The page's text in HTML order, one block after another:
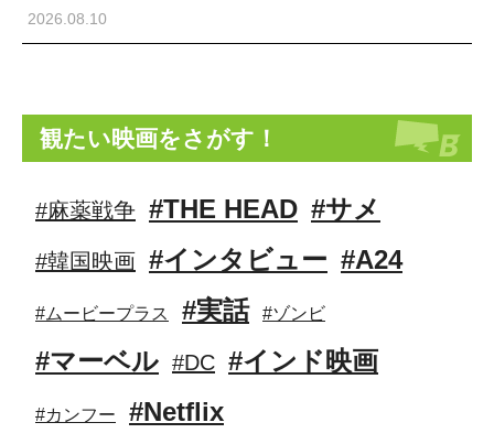
2026.08.10
観たい映画をさがす！
#麻薬戦争 #THE HEAD #サメ
#韓国映画 #インタビュー #A24
#ムービープラス #実話 #ゾンビ
#マーベル #DC #インド映画
#カンフー #Netflix